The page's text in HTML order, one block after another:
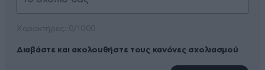
Διαβάστε και ακολουθήστε τους κανόνες σχολιασμού